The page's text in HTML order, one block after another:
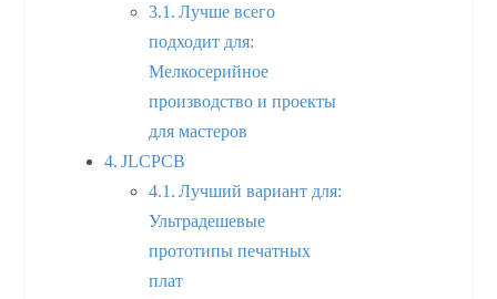
Лучше всего
подходит для:
Мелкосерийное
производство и проекты
для мастеров
JLCPCB
Лучший вариант для:
Ультрадешевые
прототипы печатных
плат